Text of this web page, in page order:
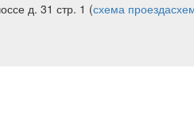
д. 31 стр. 1 (схема проезда